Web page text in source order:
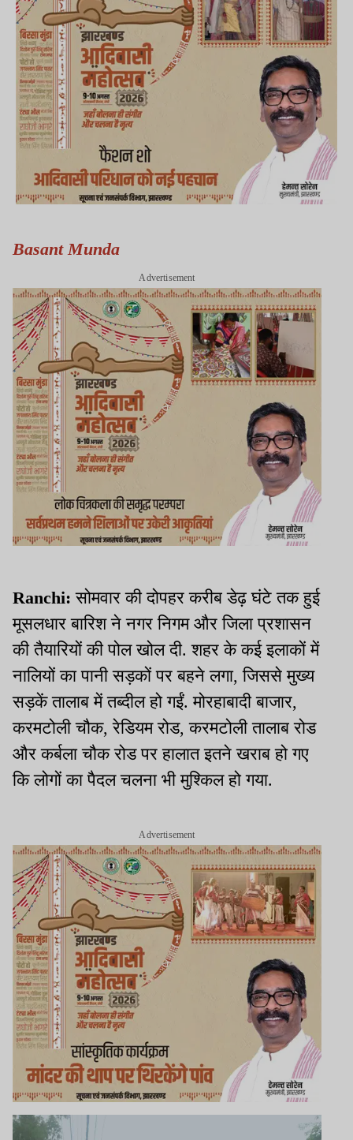
Basant Munda
Advertisement
Ranchi: सोमवार की दोपहर करीब डेढ़ घंटे तक हुई
मूसलधार बारिश ने नगर निगम और जिला प्रशासन
की तैयारियों की पोल खोल दी. शहर के कई इलाकों में
नालियों का पानी सड़कों पर बहने लगा,जिससे मुख्य
सड़कें तालाब में तब्दील हो गईं. मोरहाबादी बाजार,
करमटोली चौक,रेडियम रोड,करमटोली तालाब रोड
और कर्बला चौक रोड पर हालात इतने खराब हो गए
कि लोगों का पैदल चलना भी मुश्किल हो गया.
Advertisement